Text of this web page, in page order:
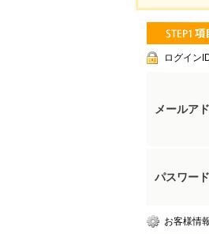
ログイン
メールア
パスワード
お客様情